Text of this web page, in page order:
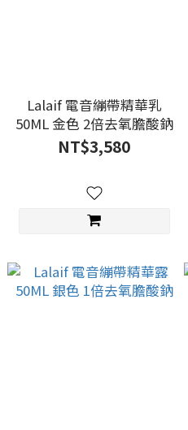
Lalaif 電音繃帶精華乳
50ML 金色 2倍去氧膽酸鈉
NT$3,580